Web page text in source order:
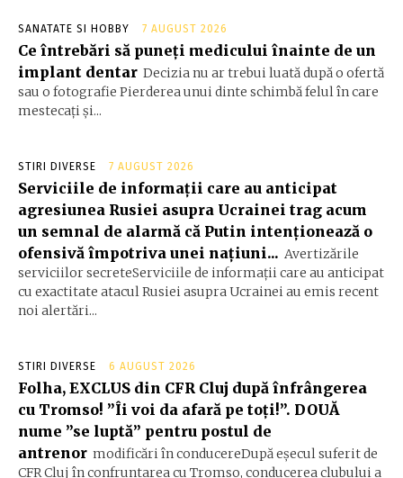
SANATATE SI HOBBY 7 AUGUST 2026
Ce întrebări să puneți medicului înainte de un
implant dentar Decizia nu ar trebui luată după o ofertă
sau o fotografie Pierderea unui dinte schimbă felul în care
mestecați și...
STIRI DIVERSE 7 AUGUST 2026
Serviciile de informații care au anticipat
agresiunea Rusiei asupra Ucrainei trag acum
un semnal de alarmă că Putin intenționează o
ofensivă împotriva unei națiuni... Avertizările
serviciilor secreteServiciile de informații care au anticipat
cu exactitate atacul Rusiei asupra Ucrainei au emis recent
noi alertări...
STIRI DIVERSE 6 AUGUST 2026
Folha, EXCLUS din CFR Cluj după înfrângerea
cu Tromso! ”Îi voi da afară pe toți!”. DOUĂ
nume ”se luptă” pentru postul de
antrenor modificări în conducereDupă eșecul suferit de
CFR Cluj în confruntarea cu Tromso, conducerea clubului a